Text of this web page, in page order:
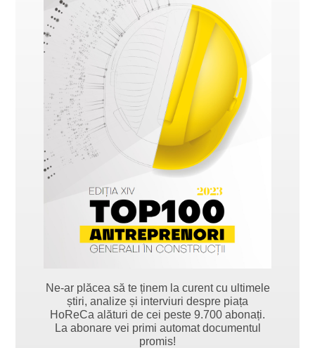
Ne-ar plăcea să te ținem la curent cu ultimele
știri, analize și interviuri despre piața
HoReCa alături de cei peste 9.700 abonați.
La abonare vei primi automat documentul
promis!